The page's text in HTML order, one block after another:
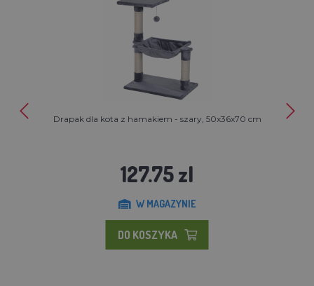
Drapak dla kota z hamakiem - szary, 50x36x70 cm
127.75 zl
W MAGAZYNIE
DO KOSZYKA